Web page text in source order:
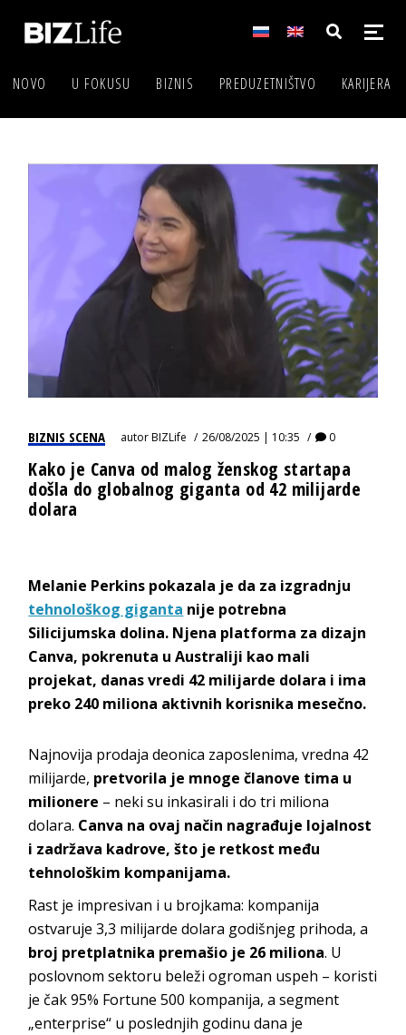
NOVO U FOKUSU BIZNIS PREDUZETNIŠTVO KARIJERA
BIZNIS SCENA autorBIZLife 26/08/2025 | 10:35 0
Kako je Canva od malog ženskog startapa
došla do globalnog giganta od 42 milijarde
dolara
Melanie Perkins pokazala je da za izgradnju
tehnološkog giganta nije potrebna
Silicijumska dolina. Njena platforma za dizajn
Canva, pokrenuta u Australiji kao mali
projekat, danas vredi 42 milijarde dolara i ima
preko 240 miliona aktivnih korisnika mesečno.
Najnovija prodaja deonica zaposlenima, vredna 42
milijarde, pretvorila je mnoge članove tima u
milionere – neki su inkasirali i do tri miliona
dolara. Canva na ovaj način nagrađuje lojalnost
i zadržava kadrove, što je retkost među
tehnološkim kompanijama.
Rast je impresivan i u brojkama: kompanija
ostvaruje 3,3 milijarde dolara godišnjeg prihoda, a
broj pretplatnika premašio je 26 miliona. U
poslovnom sektoru beleži ogroman uspeh – koristi
je čak 95% Fortune 500 kompanija, a segment
„enterprise“ u poslednjih godinu dana je